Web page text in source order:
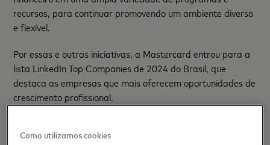
recursos, para continuar promovendo um ambiente diverso
e flexível.
Por essas e outras iniciativas, a Mastercard entrou para a
lista LinkedIn Top Companies de 2024 do Brasil, que
destaca as empresas que mais oferecem oportunidades de
crescimento profissional.
estratégica pode ser feita através do
Como utilizamos cookies